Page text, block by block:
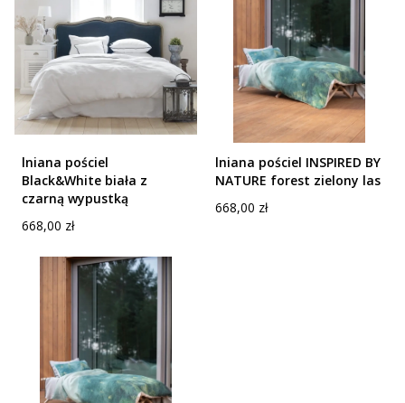
lniana pościel
Black&White biała z
czarną wypustką
Cena
668,00 zł
lniana pościel INSPIRED BY
NATURE forest zielony las
Cena
668,00 zł